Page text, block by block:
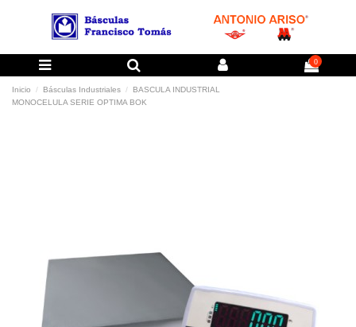
0
Inicio Básculas Industriales
BASCULA INDUSTRIAL
MONOCELULA SERIE OPTIMA BOK